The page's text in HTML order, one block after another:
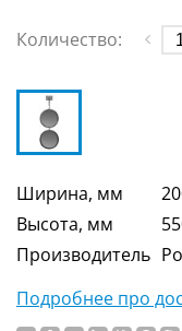
Количество:
Ширина, мм
Высота, мм
Производитель
Подробнее про